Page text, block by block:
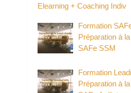
Elearning + Coaching Indiv
Formation
Préparation à
SAFe SSM
Formation
Préparation à